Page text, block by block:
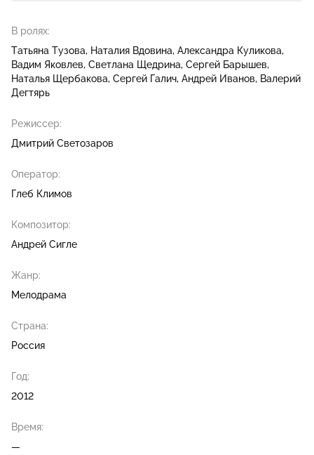
В ролях:
Татьяна Тузова Наталия Вдовина Александра Куликова
Вадим Яковлев Светлана Щедрина Сергей Барышев
Наталья Щербакова Сергей Галич Андрей Иванов
Валерий
Дегтярь
Режиссер:
Дмитрий Светозаров
Оператор:
Глеб Климов
Композитор:
Андрей Сигле
Жанр:
Мелодрама
Страна:
Россия
Год:
2012
Время:
—